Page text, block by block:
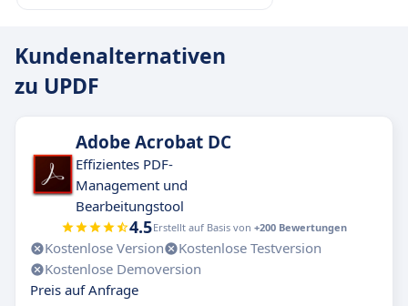
Kundenalternativen
zu UPDF
Adobe Acrobat DC
Effizientes PDF-
Management und
Bearbeitungstool
4.5Erstellt auf Basis von +200 Bewertungen
Kostenlose Version
Kostenlose Testversion
Kostenlose Demoversion
Preis auf Anfrage